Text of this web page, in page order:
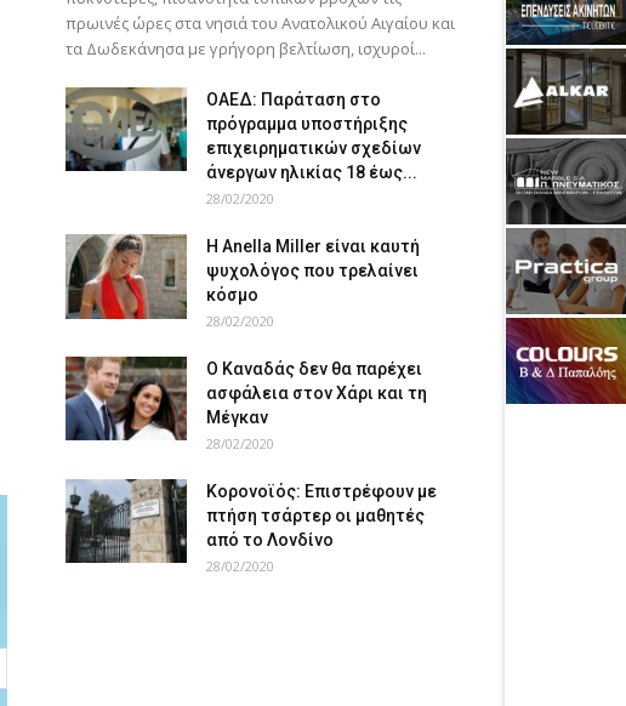
πρωινές ώρες στα νησιά του Ανατολικού Αιγαίου και
τα Δωδεκάνησα με γρήγορη βελτίωση, ισχυροί...
ΟΑΕΔ: Παράταση στο
πρόγραμμα υποστήριξης
επιχειρηματικών σχεδίων
άνεργων ηλικίας 18 έως...
28/02/2020
Η Anella Miller είναι καυτή
ψυχολόγος που τρελαίνει
κόσμο
28/02/2020
Ο Καναδάς δεν θα παρέχει
ασφάλεια στον Χάρι και τη
Μέγκαν
28/02/2020
Κορονοϊός: Επιστρέφουν με
πτήση τσάρτερ οι μαθητές
από το Λονδίνο
28/02/2020